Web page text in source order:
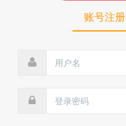
账号注册